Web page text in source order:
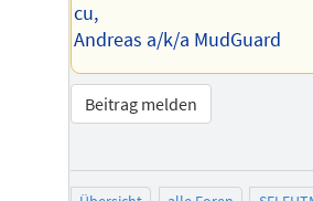
cu,
Andreas a/k/a MudGuard
Beitrag melden